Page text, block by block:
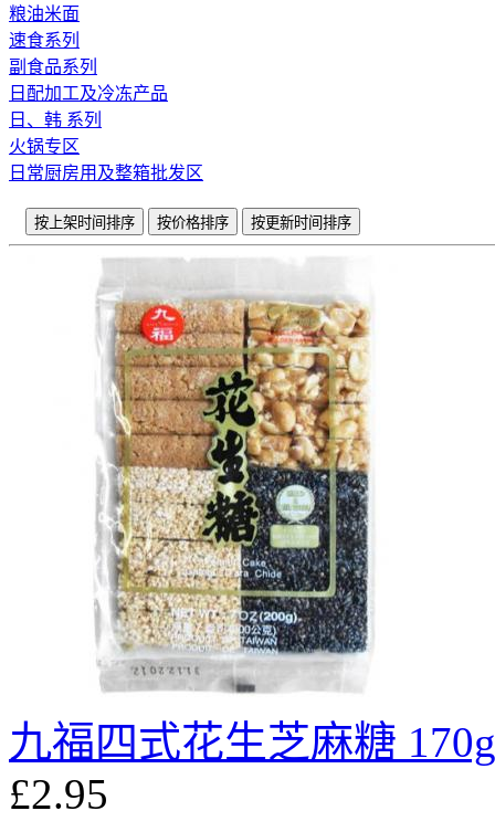
粮油米面
速食系列
副食品系列
日配加工及冷冻产品
日、韩 系列
火锅专区
日常厨房用及整箱批发区
按上架时间排序 按价格排序 按更新时间排序
九福四式花生芝麻糖 170g
£2.95